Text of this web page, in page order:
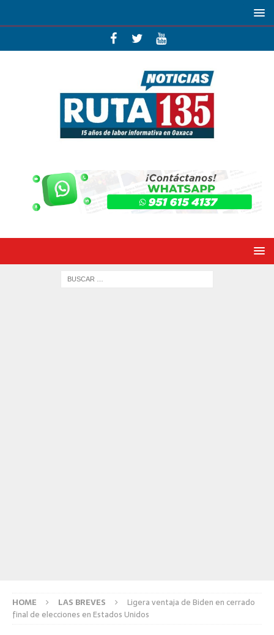
HOME LAS BREVES
Ligera ventaja de Biden en cerrado
final de elecciones en Estados Unidos